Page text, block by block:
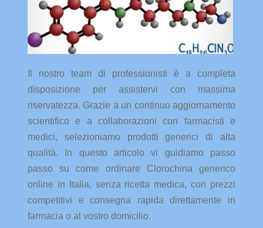
Il nostro team di professionisti è a completa
disposizione per assistervi con massima
riservatezza. Grazie a un continuo aggiornamento
scientifico e a collaborazioni con farmacisti e
medici, selezioniamo prodotti generici di alta
qualità. In questo articolo vi guidiamo passo
passo su come ordinare Clorochina generico
online in Italia, senza ricetta medica, con prezzi
competitivi e consegna rapida direttamente in
farmacia o al vostro domicilio.